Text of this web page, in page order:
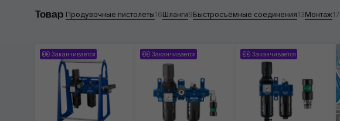
SGCB
Применить
Товар Продувочные пистолеты16Шланги9Быстросъёмные соединения13Монтаж17
Заканчивается Заканчивается Заканчивается